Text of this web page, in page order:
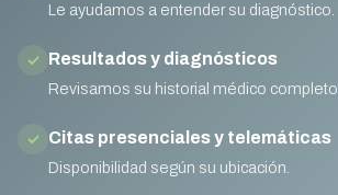
Le ayudamos a entender su diagnóstico.
✓ Resultados y diagnósticos
Revisamos su historial médico completo.
✓ Citas presenciales y telemáticas
Disponibilidad según su ubicación.